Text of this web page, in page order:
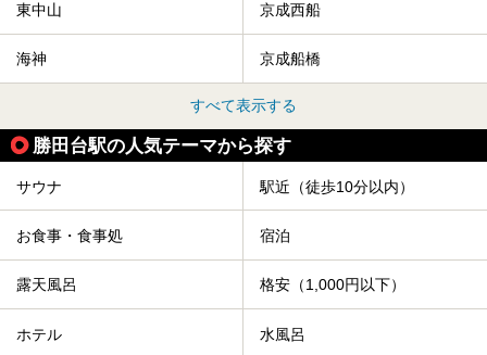
東中山 京成西船
海神 京成船橋
すべて表示する
勝田台駅の人気テーマから探す
サウナ 駅近（徒歩10分以内）
お食事・食事処 宿泊
露天風呂 格安（1,000円以下）
ホテル 水風呂